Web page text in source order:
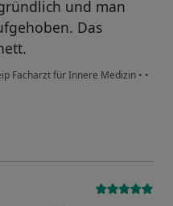
und man
Das
Facharzt für Innere Medizin • •